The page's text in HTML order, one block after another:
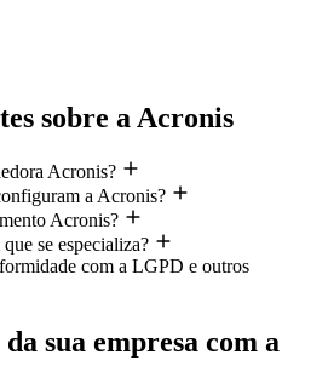
sobre a Acronis
Acronis?
a Acronis?
Acronis?
se especializa?
com a LGPD e outros
sua empresa com a